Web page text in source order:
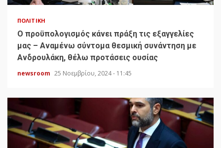
ΠΟΛΙΤΙΚΉ
Ο προϋπολογισμός κάνει πράξη τις εξαγγελίες
μας – Αναμένω σύντομα θεσμική συνάντηση με
Ανδρουλάκη, θέλω προτάσεις ουσίας
newsroom 25 Νοεμβρίου, 2024 - 11:45